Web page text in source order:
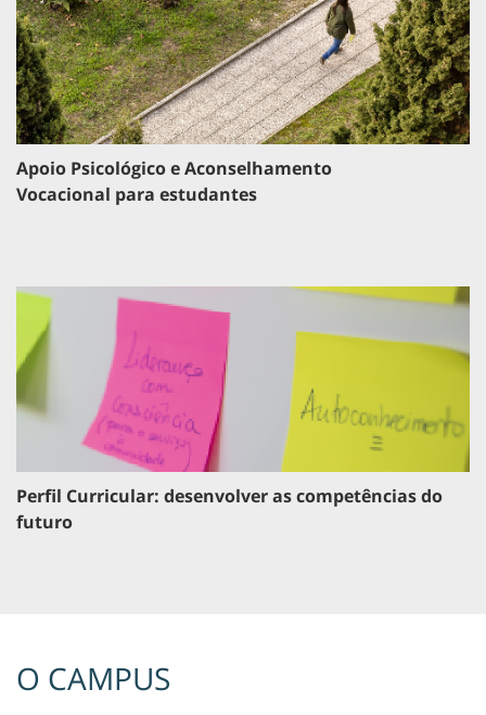
Apoio Psicológico e Aconselhamento
Vocacional para estudantes
Perfil Curricular: desenvolver as competências do
futuro
O CAMPUS